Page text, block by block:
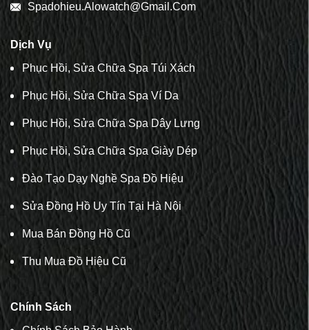
Spadohieu.alowatch@gmail.com
Dịch Vụ
Phục Hồi, Sửa Chữa Spa Túi Xách
Phục Hồi, Sửa Chữa Spa Ví Da
Phục Hồi, Sửa Chữa Spa Dây Lưng
Phục Hồi, Sửa Chữa Spa Giày Dép
Đào Tạo Dạy Nghề Spa Đồ Hiệu
Sửa Đồng Hồ Uy Tín Tại Hà Nội
Mua Bán Đồng Hồ Cũ
Thu Mua Đồ Hiệu Cũ
Chính Sách